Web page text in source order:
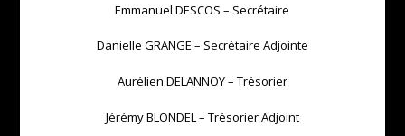
Emmanuel DESCOS – Secrétaire
Danielle GRANGE – Secrétaire Adjointe
Aurélien DELANNOY – Trésorier
Jérémy BLONDEL – Trésorier Adjoint